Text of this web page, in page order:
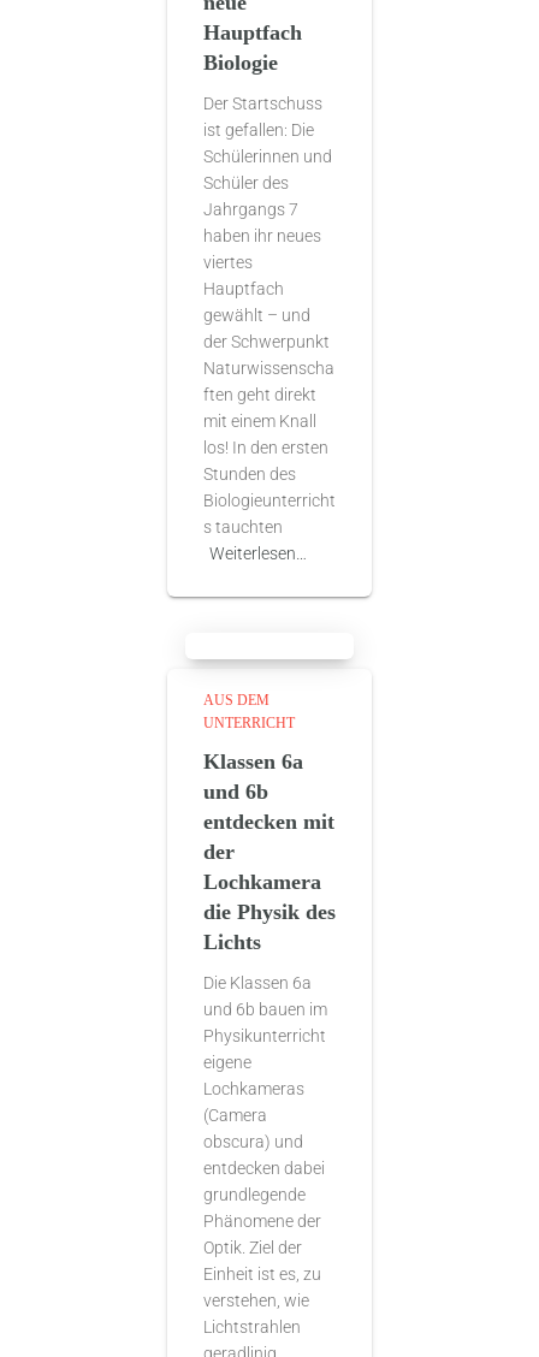
Hauptfach
Biologie
Der Startschuss
ist gefallen: Die
Schülerinnen und
Schüler des
Jahrgangs 7
haben ihr neues
viertes
Hauptfach
gewählt – und
der Schwerpunkt
Naturwissenscha
ften geht direkt
mit einem Knall
los! In den ersten
Stunden des
Biologieunterricht
s tauchten
Weiterlesen…
AUS DEM
UNTERRICHT
Klassen 6a
und 6b
entdecken mit
der
Lochkamera
die Physik des
Lichts
Die Klassen 6a
und 6b bauen im
Physikunterricht
eigene
Lochkameras
(Camera
obscura) und
entdecken dabei
grundlegende
Phänomene der
Optik. Ziel der
Einheit ist es, zu
verstehen, wie
Lichtstrahlen